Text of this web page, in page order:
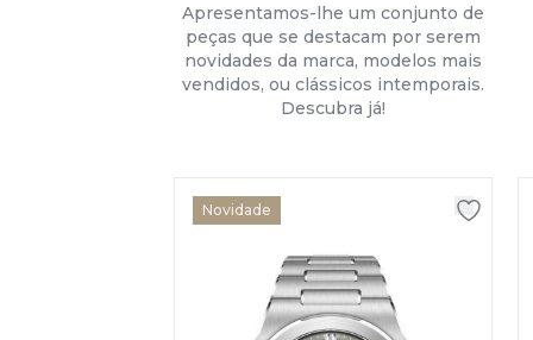
Apresentamos-lhe um conjunto de
peças que se destacam por serem
novidades da marca, modelos mais
vendidos, ou clássicos intemporais.
Descubra já!
Novidade